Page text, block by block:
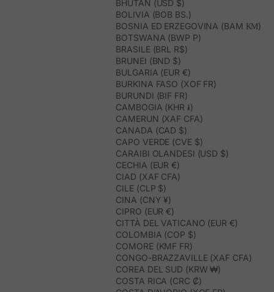
BHUTAN (USD $)
BOLIVIA (BOB BS.)
BOSNIA ED ERZEGOVINA (BAM КМ)
BOTSWANA (BWP P)
BRASILE (BRL R$)
BRUNEI (BND $)
BULGARIA (EUR €)
BURKINA FASO (XOF FR)
BURUNDI (BIF FR)
CAMBOGIA (KHR ៛)
CAMERUN (XAF CFA)
CANADA (CAD $)
CAPO VERDE (CVE $)
CARAIBI OLANDESI (USD $)
CECHIA (EUR €)
CIAD (XAF CFA)
CILE (CLP $)
CINA (CNY ¥)
CIPRO (EUR €)
CITTÀ DEL VATICANO (EUR €)
COLOMBIA (COP $)
COMORE (KMF FR)
CONGO-BRAZZAVILLE (XAF CFA)
COREA DEL SUD (KRW ₩)
COSTA RICA (CRC ₡)